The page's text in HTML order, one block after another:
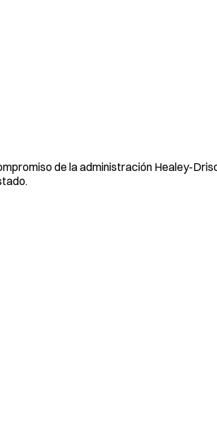
de la administración Healey-